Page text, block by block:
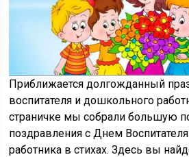
Приближается долгожданный
воспитателя и дошкольного
страничке мы собрали большую
поздравления с Днем
работника в стихах. Здесь вы